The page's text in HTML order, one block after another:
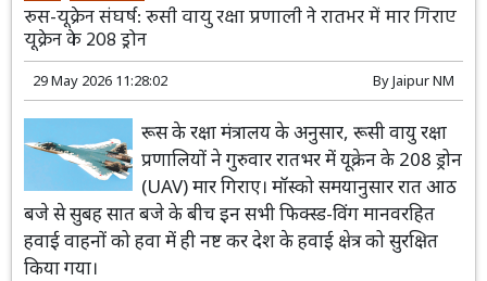
रूस-यूक्रेन संघर्ष: रूसी वायु रक्षा प्रणाली ने रातभर में मार गिराए
यूक्रेन के 208 ड्रोन
29 May 2026 11:28:02 ByJaipur NM
रूस के रक्षा मंत्रालय के अनुसार, रूसी वायु रक्षा
प्रणालियों ने गुरुवार रातभर में यूक्रेन के 208 ड्रोन
(UAV) मार गिराए। मॉस्को समयानुसार रात आठ
बजे से सुबह सात बजे के बीच इन सभी फिक्स्ड-विंग मानवरहित
हवाई वाहनों को हवा में ही नष्ट कर देश के हवाई क्षेत्र को सुरक्षित
किया गया।